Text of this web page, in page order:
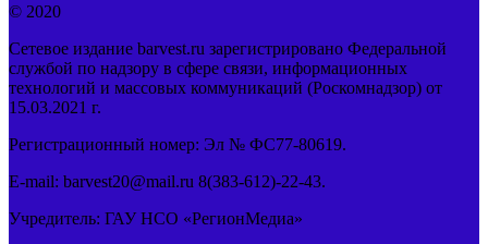
© 2020
Сетевое издание barvest.ru зарегистрировано Федеральной
службой по надзору в сфере связи, информационных
технологий и массовых коммуникаций (Роскомнадзор) от
15.03.2021 г.
Регистрационный номер: Эл № ФС77-80619.
E-mail: barvest20@mail.ru 8(383-612)-22-43.
Учредитель: ГАУ НСО «РегионМедиа»